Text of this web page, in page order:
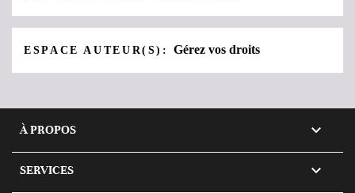
ESPACE AUTEUR(S):Gérez vos droits
À PROPOS 
SERVICES 